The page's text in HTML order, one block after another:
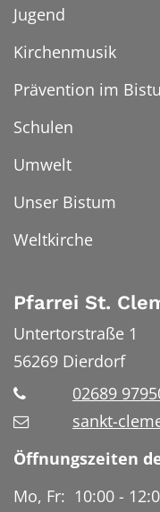
Jugend
Kirchenmusik
Prävention im
Schulen
Umwelt
Unser Bistum
Weltkirche
Pfarrei St.
Untertorstraße 1
56269 Dierdorf
02689
sankt-
Öffnungszeiten
Mo, Fr: 10:00 -